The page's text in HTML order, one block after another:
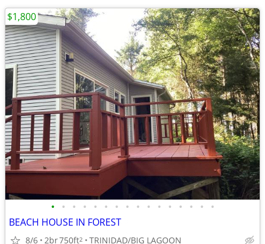
• • • • • • • • • • • • • • • •
BEACH HOUSE IN FOREST
8/6 2br750ft2 TRINIDAD/BIG LAGOON
$1,800